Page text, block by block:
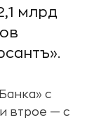
млрд
с
втрое — с